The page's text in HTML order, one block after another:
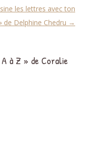
les lettres avec ton
de Delphine Chedru →
à Z » de Coralie